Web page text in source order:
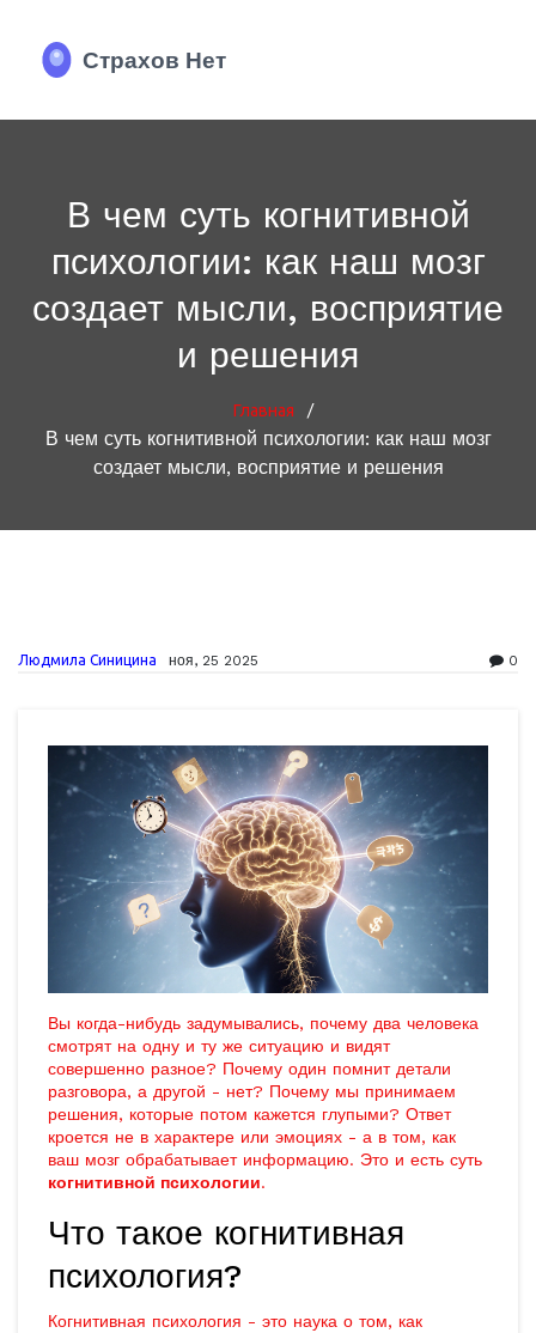
В чем суть когнитивной
психологии: как наш мозг
создает мысли, восприятие
и решения
Главная
/
В чем суть когнитивной психологии: как наш мозг
создает мысли, восприятие и решения
Людмила Синицина ноя, 25 2025 0
Вы когда-нибудь задумывались, почему два человека
смотрят на одну и ту же ситуацию и видят
совершенно разное? Почему один помнит детали
разговора, а другой - нет? Почему мы принимаем
решения, которые потом кажется глупыми? Ответ
кроется не в характере или эмоциях - а в том, как
ваш мозг обрабатывает информацию. Это и есть суть
когнитивной психологии.
Что такое когнитивная
психология?
Когнитивная психология - это наука о том, как